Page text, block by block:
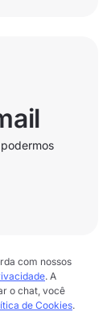
com nossos
. A
o chat, você
de Cookies.